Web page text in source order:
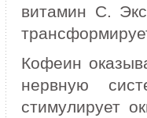
витамин С.
Кофеин
нервную
стимулирует